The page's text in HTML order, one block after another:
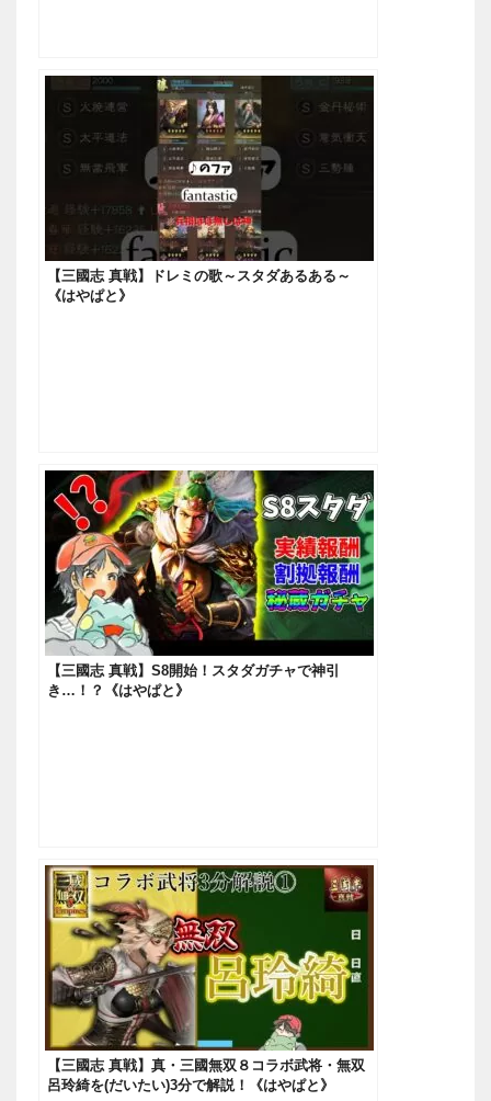
【三國志 真戦】ドレミの歌～スタダあるある～
《はやぱと》
【三國志 真戦】S8開始！スタダガチャで神引
き…！？《はやぱと》
【三國志 真戦】真・三國無双８コラボ武将・無双
呂玲綺を(だいたい)3分で解説！《はやぱと》